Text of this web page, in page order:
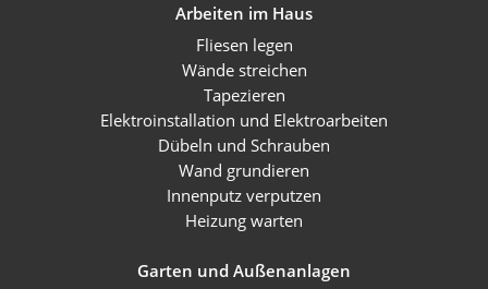
Arbeiten im Haus
Fliesen legen
Wände streichen
Tapezieren
Elektroinstallation und Elektroarbeiten
Dübeln und Schrauben
Wand grundieren
Innenputz verputzen
Heizung warten
Garten und Außenanlagen